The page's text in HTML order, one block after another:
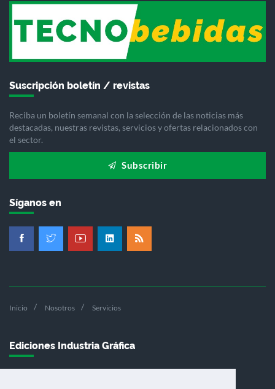
Suscripción boletín / revistas
Reciba un boletín semanal con la selección de las noticias más
destacadas, nuestras revistas, servicios y ofertas relacionados con
el sector.
Subscribir
Síganos en
Inicio Nosotros Servicios
Ediciones Industria Gráfica